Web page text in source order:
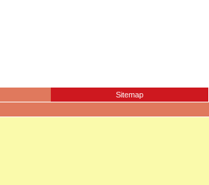
Sitemap